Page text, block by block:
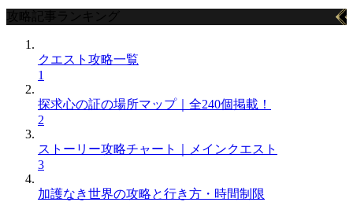
攻略記事ランキング
クエスト攻略一覧
1
探求心の証の場所マップ｜全240個掲載！
2
ストーリー攻略チャート｜メインクエスト
3
加護なき世界の攻略と行き方・時間制限